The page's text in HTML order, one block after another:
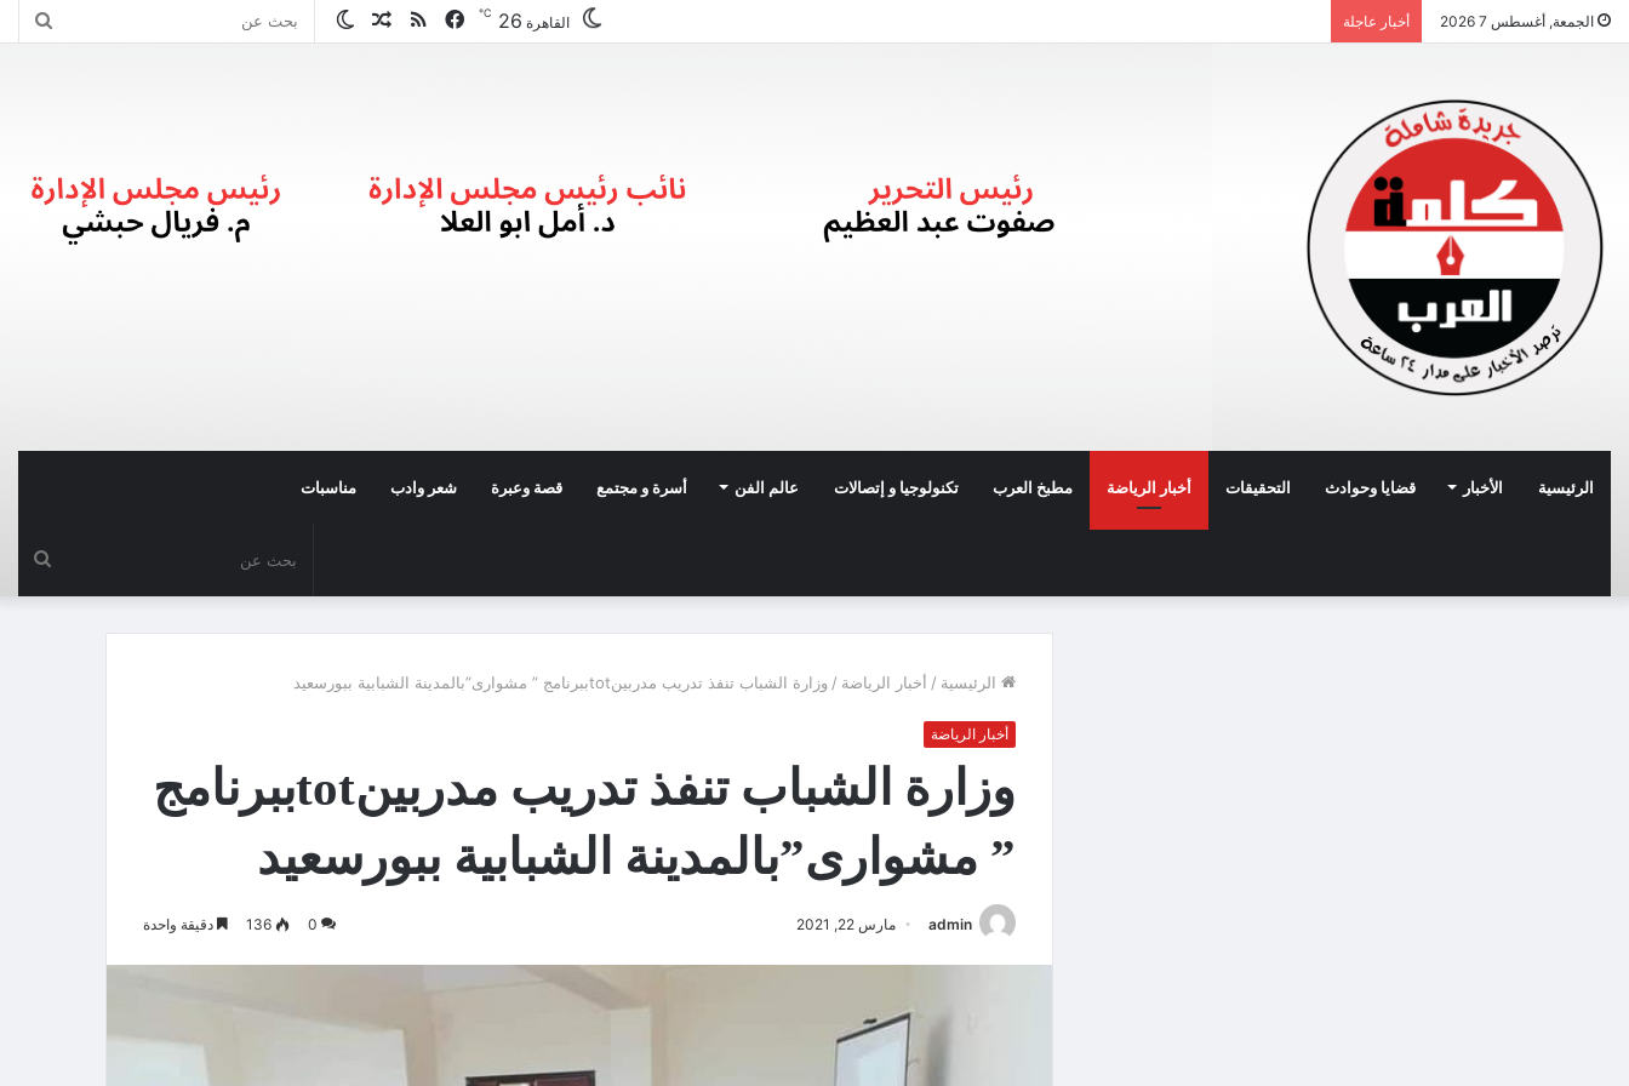
الجمعة, أغسطس 7 2026 أخبار عاجلة
الوضع مقال ملخص
فيسبوك القاهرة 26
℃
الرئيسية الأخبار قضايا وحوادث التحقيقات أخبار الرياضة مطبخ العرب تكنولوجيا و إتصالات عالم الفن أسرة و مجتمع قصة وعبرة شعر وادب مناسبات
الرئيسية / أخبار الرياضة / وزارة الشباب تنفذ تدريب مدربينtotببرنامج ” مشوارى”بالمدينة الشبابية ببورسعيد
أخبار الرياضة
وزارة الشباب تنفذ تدريب مدربينtotببرنامج
” مشوارى”بالمدينة الشبابية ببورسعيد
admin مارس 22, 2021 0
136 دقيقة واحدة